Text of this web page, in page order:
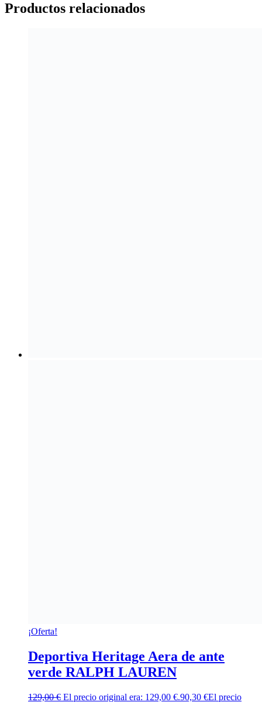
Productos relacionados
¡Oferta!
Deportiva Heritage Aera de ante
verde RALPH LAUREN
129,00€ El precio original era: 129,00 €.90,30 €El precio